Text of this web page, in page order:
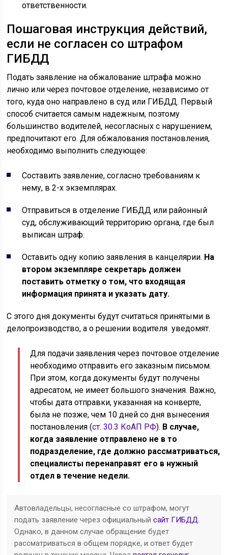
ответственности.
Пошаговая инструкция действий,
если не согласен со штрафом
ГИБДД
Подать заявление на обжалование штрафа можно
лично или через почтовое отделение, независимо от
того, куда оно направлено в суд или ГИБДД. Первый
способ считается самым надежным, поэтому
большинство водителей, несогласных с нарушением,
предпочитают его. Для обжалования постановления,
необходимо выполнить следующее:
Составить заявление, согласно требованиям к
нему, в 2-х экземплярах.
Отправиться в отделение ГИБДД или районный
суд, обслуживающий территорию органа, где был
выписан штраф.
Оставить одну копию заявления в канцелярии. На
втором экземпляре секретарь должен
поставить отметку о том, что входящая
информация принята и указать дату.
С этого дня документы будут считаться принятыми в
делопроизводство, а о решении водителя уведомят.
Для подачи заявления через почтовое отделение
необходимо отправить его заказным письмом.
При этом, когда документы будут получены
адресатом, не имеет большого значения. Важно,
чтобы дата отправки, указанная на конверте,
была не позже, чем 10 дней со дня вынесения
постановления (ст. 30.3 КоАП РФ). В случае,
когда заявление отправлено не в то
подразделение, где должно рассматриваться,
специалисты перенаправят его в нужный
отдел в течение недели.
Автовладельцы, несогласные со штрафом, могут
подать заявление через официальныйсайт ГИБДД.
Однако, в данном случае обращение будет
рассматриваться в общем порядке, и ответ будет